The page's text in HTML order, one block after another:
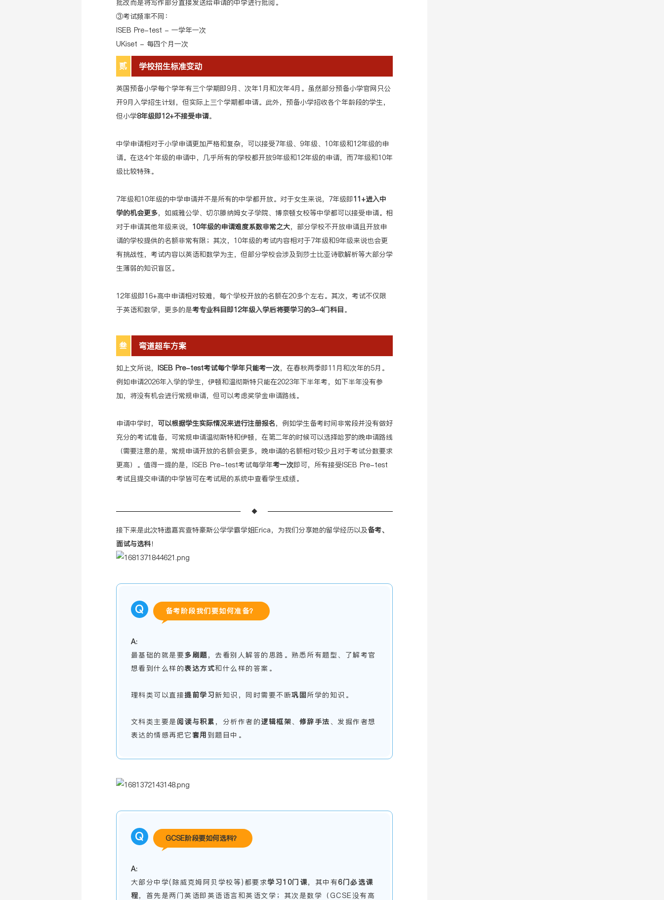
批改而是将写作部分直接发送给申请的中学进行批阅。
③考试频率不同：
ISEB Pre-test - 一学年一次
UKiset - 每四个月一次
贰 学校招生标准变动
英国预备小学每个学年有三个学期即9月、次年1月和次年4月。虽然部分预备小学官网只公
开9月入学招生计划，但实际上三个学期都申请。此外，预备小学招收各个年龄段的学生，
但小学8年级即12+不接受申请。
中学申请相对于小学申请更加严格和复杂，可以接受7年级、9年级、10年级和12年级的申
请。在这4个年级的申请中，几乎所有的学校都开放9年级和12年级的申请，而7年级和10年
级比较特殊。
7年级和10年级的中学申请并不是所有的中学都开放。对于女生来说，7年级即11+进入中
学的机会更多，如威雅公学、切尔滕纳姆女子学院、博奈顿女校等中学都可以接受申请。相
对于申请其他年级来说， 10年级的申请难度系数非常之大，部分学校不开放申请且开放申
请的学校提供的名额非常有限；其次，10年级的考试内容相对于7年级和9年级来说也会更
有挑战性，考试内容以英语和数学为主，但部分学校会涉及到莎士比亚诗歌解析等大部分学
生薄弱的知识盲区。
12年级即16+高中申请相对较难，每个学校开放的名额在20多个左右。其次，考试不仅限
于英语和数学，更多的是考专业科目即12年级入学后将要学习的3-4门科目。
叁 弯道超车方案
如上文所说， ISEB Pre-test考试每个学年只能考一次，在春秋两季即11月和次年的5月。
例如申请2026年入学的学生，伊顿和温彻斯特只能在2023年下半年考，如下半年没有参
加，将没有机会进行常规申请，但可以考虑奖学金申请路线。
申请中学时， 可以根据学生实际情况来进行注册报名，例如学生备考时间非常段并没有做好
充分的考试准备，可常规申请温彻斯特和伊顿，在第二年的时候可以选择哈罗的晚申请路线
（需要注意的是，常规申请开放的名额会更多，晚申请的名额相对较少且对于考试分数要求
更高）。值得一提的是，ISEB Pre-test考试每学年考一次即可，所有接受ISEB Pre-test
考试且提交申请的中学皆可在考试局的系统中查看学生成绩。
◆
接下来是此次特邀嘉宾查特豪斯公学学霸学姐Erica，为我们分享她的留学经历以及备考、
面试与选科！
Q 备考阶段我们要如何准备？
A:
最基础的就是要多刷题，去看别人解答的思路。熟悉所有题型、了解考官
想看到什么样的表达方式和什么样的答案。
理科类可以直接提前学习新知识，同时需要不断巩固所学的知识。
文科类主要是阅读与积累 ，分析作者的逻辑框架、 修辞手法 、发掘作者想
表达的情感再把它套用 到题目中。
Q GCSE阶段要如何选科？
A:
大部分中学(除威克姆阿贝学校等)都要求学习10门课，其中有6门必选课
程，首先是两门英语即英语语言和英语文学；其次是数学（GCSE没有高